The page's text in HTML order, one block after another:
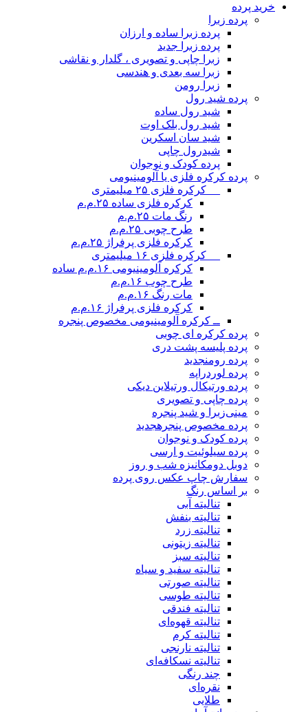
خرید پرده
پرده زبرا
پرده زبرا ساده و ارزان
پرده زبرا جدید
زبرا چاپی و تصویری ، گلدار و نقاشی
زبرا سه بعدی و هندسی
زبرا رومن
پرده شید رول
شید رول ساده
شید رول بلک اوت
شید سان اسکرین
شیدرول چاپی
پرده کودک و نوجوان
پرده کرکره فلزی یا آلومینیومی
__ کرکره فلزی ۲۵ میلیمتری
کرکره فلزی ساده ۲۵.م.م
رنگ مات ۲۵.م.م
طرح چوبی ۲۵.م.م
کرکره فلزی پرفراژ ۲۵.م.م
__ کرکره فلزی ۱۶ میلیمتری
کرکره آلومینیومی ۱۶.م.م ساده
طرح چوب ۱۶.م.م
مات رنگ ۱۶.م.م
کرکره فلزی پرفراژ ۱۶.م.م
ــ کرکره آلومینیومی مخصوص پنجره
پرده کرکره ای چوبی
پرده پلیسه پشت دری
پرده رومنجدید
پرده لوردراپه
پرده ورتیکال ورتیلاین دیکی
پرده چاپی و تصویری
مینی‌زبرا و شید پنجره
پرده مخصوص پنجره جدید
پرده کودک و نوجوان
پرده سیلوئیت و ارسی
دوبل دومکانیزه شب و روز
سفارش چاپ عکس روی پرده
بر اساس رنگ
تنالیته آبی
تنالیته بنفش
تنالیته زرد
تنالیته زیتونی
تنالیته سبز
تنالیته سفید و سیاه
تنالیته صورتی
تنالیته طوسی
تنالیته فندقی
تنالیته قهوه‌ای
تنالیته کرم
تنالیته نارنجی
تنالیته نسکافه‌ای
چند رنگی
نقره‌ای
طلایی